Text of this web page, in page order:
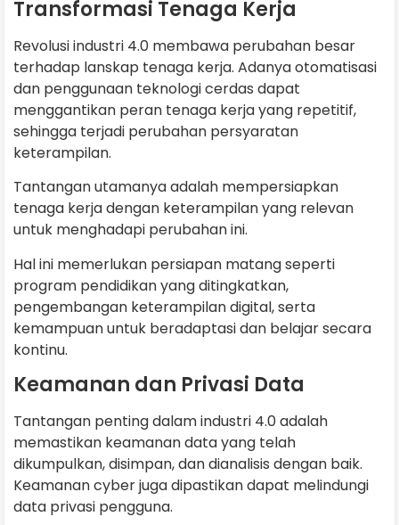
Transformasi Tenaga Kerja
Revolusi industri 4.0 membawa perubahan besar
terhadap lanskap tenaga kerja. Adanya otomatisasi
dan penggunaan teknologi cerdas dapat
menggantikan peran tenaga kerja yang repetitif,
sehingga terjadi perubahan persyaratan
keterampilan.
Tantangan utamanya adalah mempersiapkan
tenaga kerja dengan keterampilan yang relevan
untuk menghadapi perubahan ini.
Hal ini memerlukan persiapan matang seperti
program pendidikan yang ditingkatkan,
pengembangan keterampilan digital, serta
kemampuan untuk beradaptasi dan belajar secara
kontinu.
Keamanan dan Privasi Data
Tantangan penting dalam industri 4.0 adalah
memastikan keamanan data yang telah
dikumpulkan, disimpan, dan dianalisis dengan baik.
Keamanan cyber juga dipastikan dapat melindungi
data privasi pengguna.